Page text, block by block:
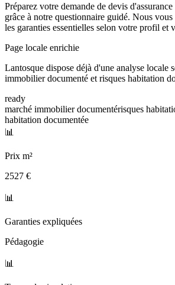
Préparez votre demande de devis
grâce à notre questionnaire guidé. Nous
les garanties essentielles selon votre profil et
Page locale enrichie
Lantosque dispose déjà d'une analyse locale
immobilier documenté et risques habitation
ready
marché immobilier documentérisques
habitation documentée
📊
Prix m²
2527 €
📊
Garanties expliquées
Pédagogie
📊